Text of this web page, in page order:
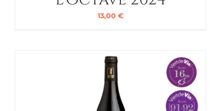
13,00 €